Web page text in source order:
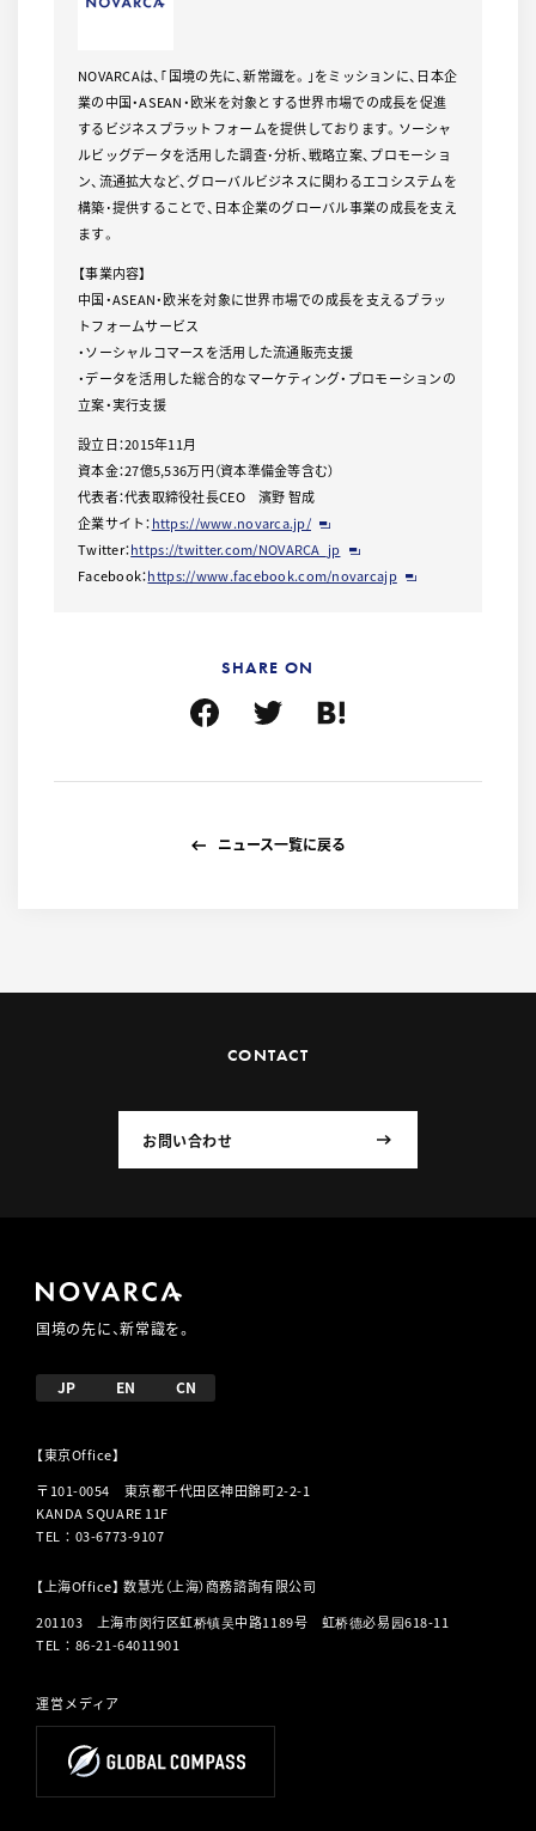
SHARE ON
NOVARCAは、｢国境の先に、新常識を。｣をミッションに、日本企
業の中国・ASEAN・欧米を対象とする世界市場での成長を促進
するビジネスプラットフォームを提供しております。ソーシャ
ルビッグデータを活用した調査･分析、戦略立案、プロモーショ
ン、流通拡大など、グローバルビジネスに関わるエコシステムを
構築･提供することで、日本企業のグローバル事業の成長を支え
ます。
【事業内容】
中国・ASEAN・欧米を対象に世界市場での成長を支えるプラッ
トフォームサービス
・ソーシャルコマースを活用した流通販売支援
・データを活用した総合的なマーケティング・プロモーションの
立案・実行支援
設立日：2015年11月
資本金：27億5,536万円（資本準備金等含む）
代表者：代表取締役社長CEO 濱野 智成
企業サイト：https://www.novarca.jp/
Twitter：https://twitter.com/NOVARCA_jp
Facebook：https://www.facebook.com/novarcajp
ニュース一覧に戻る
CONTACT
お問い合わせ
国境の先に、新常識を。
JP EN CN
【東京Office】
〒101-0054 東京都千代田区神田錦町2-2-1
KANDA SQUARE 11F
TEL ： 03-6773-9107
【上海Office】 数慧光（上海）商務諮詢有限公司
201103 上海市闵行区虹桥镇吴中路1189号 虹桥德必易园618-11
TEL ： 86-21-64011901
運営メディア